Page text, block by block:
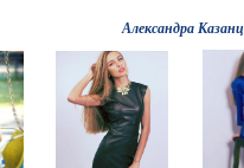
Александра